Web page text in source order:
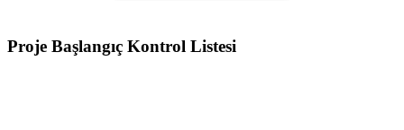
Proje Başlangıç Kontrol Listesi